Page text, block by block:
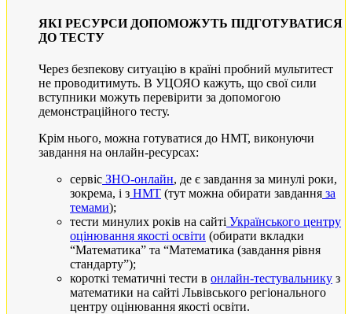
ЯКІ РЕСУРСИ ДОПОМОЖУТЬ ПІДГОТУВАТИСЯ
ДО ТЕСТУ
Через безпекову ситуацію в країні пробний мультитест
не проводитимуть. В УЦОЯО кажуть, що свої сили
вступники можуть перевірити за допомогою
демонстраційного тесту.
Крім нього, можна готуватися до НМТ, виконуючи
завдання на онлайн-ресурсах:
сервіс ЗНО-онлайн, де є завдання за минулі роки,
зокрема, і з НМТ (тут можна обирати завдання за
темами);
тести минулих років на сайті Українського центру
оцінювання якості освіти (обирати вкладки
“Математика” та “Математика (завдання рівня
стандарту”);
короткі тематичні тести в онлайн-тестувальнику з
математики на сайті Львівського регіонального
центру оцінювання якості освіти.